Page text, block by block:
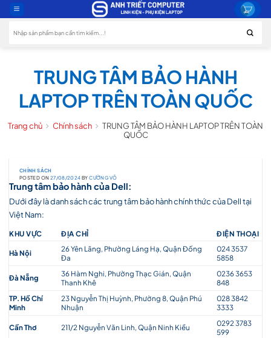
to
content
TRUNG TÂM BẢO HÀNH
LAPTOP TRÊN TOÀN QUỐC
Trang chủ Chính sách
TRUNG TÂM BẢO HÀNH LAPTOP TRÊN TOÀN
QUỐC
CHÍNH SÁCH
POSTED ON 27/08/2024 BYCƯỜNG VÕ
Trung tâm bảo hành của Dell:
Dưới đây là danh sách các trung tâm bảo hành chính thức của Dell tại
Việt Nam:
KHU VỰC ĐỊA CHỈ ĐIỆN THOẠI
Hà Nội
26 Yên Lãng, Phường Láng Hạ, Quận Đống
Đa
024 3537
5858
Đà Nẵng
36 Hàm Nghi, Phường Thạc Gián, Quận
Thanh Khê
0236 3653
848
TP. Hồ Chí
Minh
23 Nguyễn Thị Huỳnh, Phường 8, Quận Phú
Nhuận
028 3842
3333
Cần Thơ 211/2 Nguyễn Văn Linh, Quận Ninh Kiều
0292 3783
599